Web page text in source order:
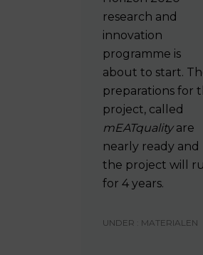
research and
innovation
programme is
about to start.
preparations for
project, called
mEATqualityare
nearly ready and
the project will
for 4 years.
UNDER : MATERIALEN